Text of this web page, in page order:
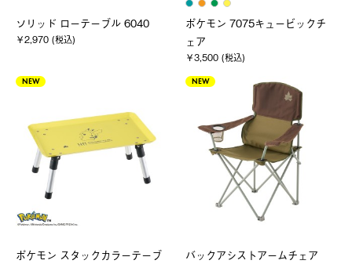
ソリッド ローテーブル 6040
￥2,970 (税込)
ポケモン 7075キュービックチ
ェア
￥3,500 (税込)
NEW
ポケモン スタックカラーテーブ
NEW
バックアシストアームチェア